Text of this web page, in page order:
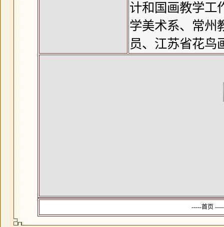
计和国画教学工
学美术系、常州
员、江苏省花鸟
-----首页